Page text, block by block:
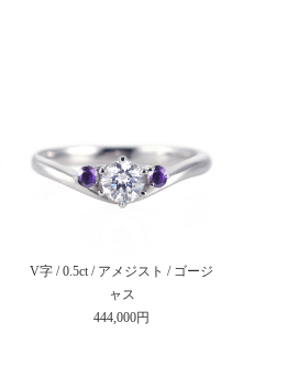
V字 / 0.5ct / アメジスト / ゴージ
ャス
444,000円